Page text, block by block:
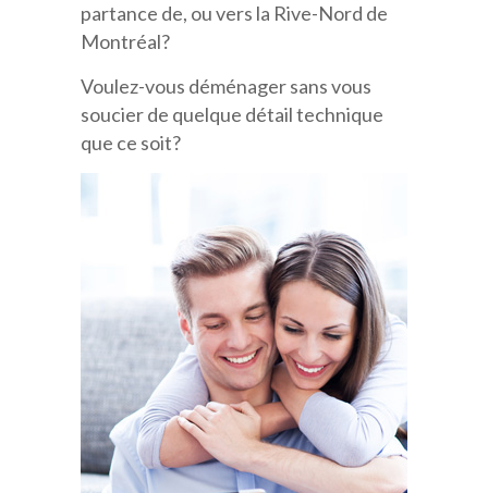
partance de, ou vers la Rive-Nord de
Montréal?
Voulez-vous déménager sans vous
soucier de quelque détail technique
que ce soit?